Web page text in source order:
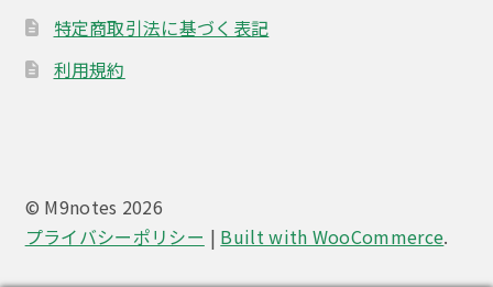
特定商取引法に基づく表記
利用規約
© M9notes 2026
プライバシーポリシー
Built with WooCommerce.